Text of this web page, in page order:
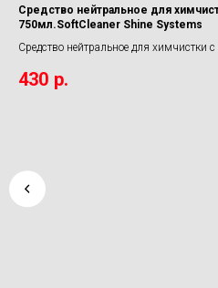
Средство нейтральное для
750мл.SoftCleaner Shine Systems
Средство нейтральное для химчистки
430 р.